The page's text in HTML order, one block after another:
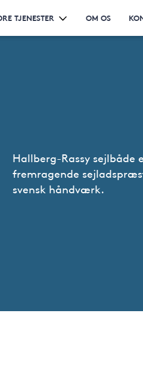
TJENESTER OM OS
Hallberg-Rassy
fremragende
svensk håndværk.